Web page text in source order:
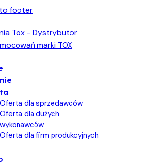
footer
Oferta dla sprzedawców
Oferta dla dużych
wykonawców
Oferta dla firm produkcyjnych